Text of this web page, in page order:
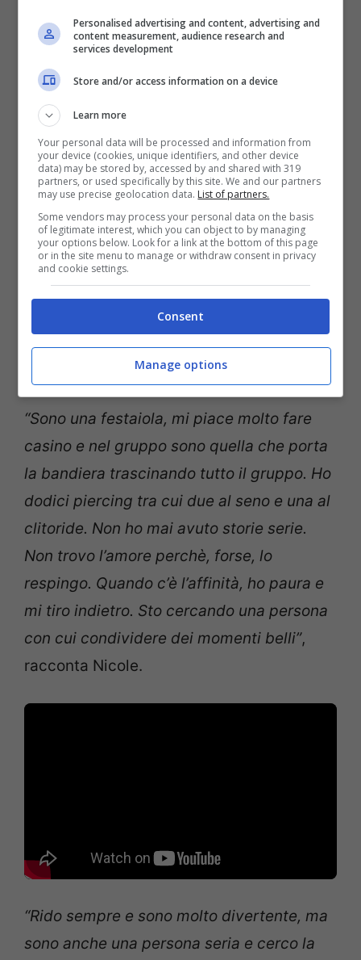
ha 20 anni, lavora come animatrice
e arriva da Frosinone. E’ una ragazza che
ama viaggiare, ama divertirsi ed è una
spontanea e anche un po’ logorroica.
AncheMarcoha 20 anni. E’ uno studente,
è di Napoli ma vive da dieci anni a Roma.
Oltre a studiare, per mantenersi, lavora
come barman. Si definisce un ragazzo
espansivo, sempre sorridente e con la
voglia di divertirsi. E’ anche una persona
nelle persone che frequenta.
“Sono una festaiola, mi piace molto fare
casino e nel gruppo sono quella che porta
la bandiera trascinando tutto il gruppo. Ho
dodici piercing tra cui due al seno e una al
clitoride. Non ho mai avuto storie serie.
Non trovo l’amore perchè, forse, lo
respingo. Quando c’è l’affinità, ho paura e
mi tiro indietro. Sto cercando una persona
con cui condividere dei momenti belli”,
racconta Nicole.
“Rido sempre e sono molto divertente, ma
sono anche una persona seria e cerco la
Personalised advertising and content, advertising and
content measurement, audience research and
services development
Store and/or access information on a device
Learn more
Your personal data will be processed and information from
your device (cookies, unique identifiers, and other device
data) may be stored by, accessed by and shared with 319
partners, or used specifically by this site. We and our partners
may use precise geolocation data. List of partners.
Some vendors may process your personal data on the basis
of legitimate interest, which you can object to by managing
your options below. Look for a link at the bottom of this page
or in the site menu to manage or withdraw consent in privacy
and cookie settings.
Consent
Manage options